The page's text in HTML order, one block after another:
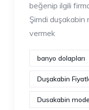
beğenip ilgili
Şimdi duşakabin
vermek
banyo dolapları
Duşakabin
Dusakabin